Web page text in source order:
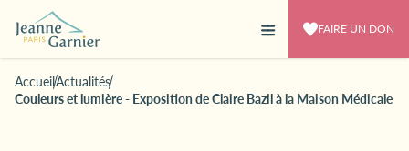
FAIRE UN DON
AccueilActualités
Couleurs et lumière - Exposition de Claire Bazil à la Maison Médicale